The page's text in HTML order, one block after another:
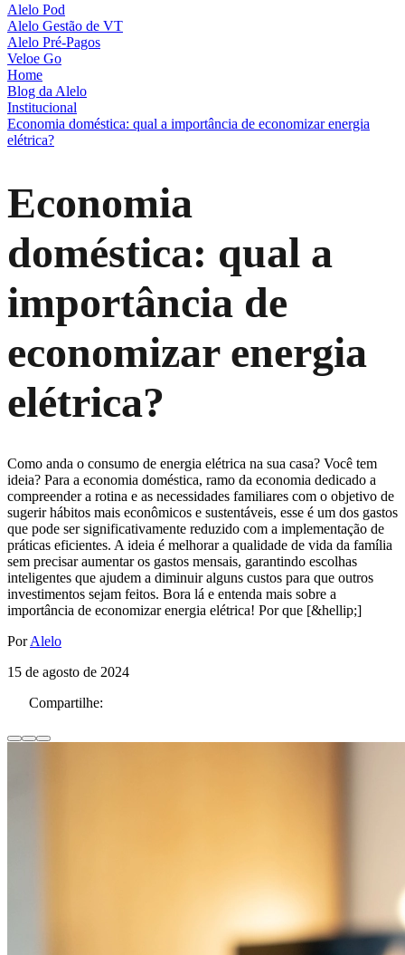
Alelo Pod
Alelo Gestão de VT
Alelo Pré-Pagos
Veloe Go
Home
Blog da Alelo
Institucional
Economia doméstica: qual a importância de economizar energia
elétrica?
Economia
doméstica: qual a
importância de
economizar energia
elétrica?
Como anda o consumo de energia elétrica na sua casa? Você tem
ideia? Para a economia doméstica, ramo da economia dedicado a
compreender a rotina e as necessidades familiares com o objetivo de
sugerir hábitos mais econômicos e sustentáveis, esse é um dos gastos
que pode ser significativamente reduzido com a implementação de
práticas eficientes. A ideia é melhorar a qualidade de vida da família
sem precisar aumentar os gastos mensais, garantindo escolhas
inteligentes que ajudem a diminuir alguns custos para que outros
investimentos sejam feitos. Bora lá e entenda mais sobre a
importância de economizar energia elétrica! Por que [&hellip;]
PorAlelo
15 de agosto de 2024
Compartilhe: